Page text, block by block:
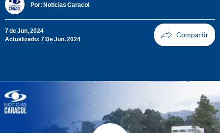
Por: Noticias Caracol
7 de Jun, 2024
Actualizado: 7 De Jun, 2024